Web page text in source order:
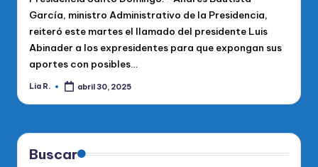
García, ministro Administrativo de la Presidencia,
reiteró este martes el llamado del presidente Luis
Abinader a los expresidentes para que expongan sus
aportes con posibles…
Publicado
Lia R. abril 30, 2025
Buscar